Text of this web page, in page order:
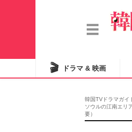
🎬 ドラマ & 映画
韓国TVドラマガイ
ソウルの江南エリ
要）